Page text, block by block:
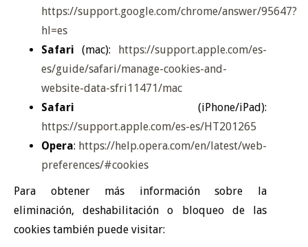
https://support.google.com/chrome/answer/95647?
hl=es
Safari (mac): https://support.apple.com/es-
es/guide/safari/manage-cookies-and-
website-data-sfri11471/mac
Safari (iPhone/iPad):
https://support.apple.com/es-es/HT201265
Opera: https://help.opera.com/en/latest/web-
preferences/#cookies
Para obtener más información sobre la
eliminación, deshabilitación o bloqueo de las
cookies también puede visitar: